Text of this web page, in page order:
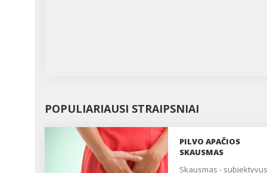
POPULIARIAUSI STRAIPSNIAI
PILVO APAČIOS
SKAUSMAS
Skausmas - subjektyvus